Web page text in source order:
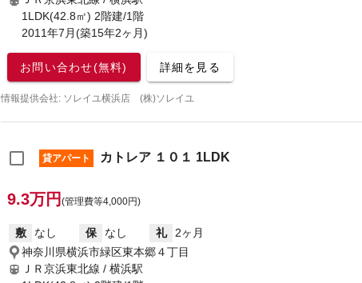
1LDK(42.8㎡) 2階建/1階
2011年7月(築15年2ヶ月)
お問い合わせ(無料) 詳細を見る
情報提供会社: ソレイユ横浜店 (株)ソレイユ
貸アパート カトレア １０１ 1LDK
9.3万円 (管理費等4,000円)
敷 なし 保 なし 礼
2ヶ月
神奈川県横浜市緑区東本郷４丁目
ＪＲ京浜東北線 / 横浜駅